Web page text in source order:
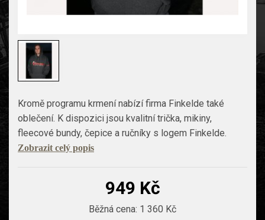
Kromě programu krmení nabízí firma Finkelde také
oblečení. K dispozici jsou kvalitní trička, mikiny,
fleecové bundy, čepice a ručníky s logem Finkelde.
Zobrazit celý popis
949 Kč
Běžná cena: 1 360 Kč